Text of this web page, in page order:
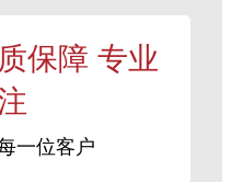
保障 专业
一位客户